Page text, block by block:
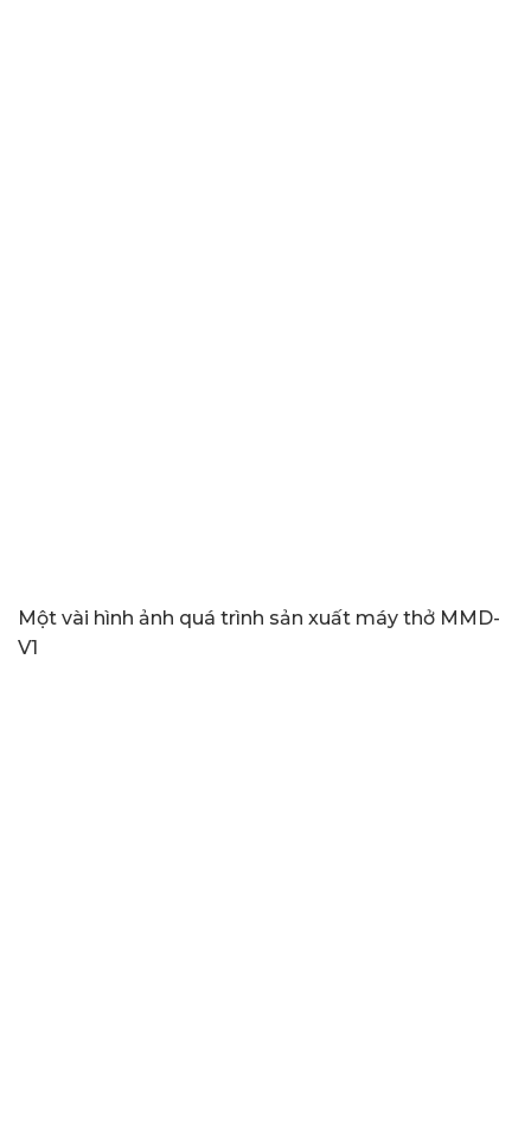
Một vài hình ảnh quá trình sản xuất máy thở MMD-
V1